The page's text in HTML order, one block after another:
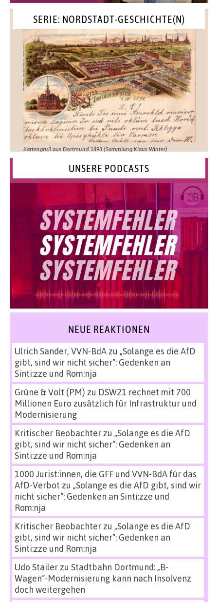
SERIE: NORDSTADT-GESCHICHTE(N)
Kartengruß aus Dortmund 1898 (Sammlung Klaus Winter)
UNSERE PODCASTS
NEUE REAKTIONEN
Ulrich Sander, VVN-BdAzu „Solange es die AfD
gibt, sind wir nicht sicher“: Gedenken an
Sinti:zze und Rom:nja
Grüne & Volt (PM) zu DSW21 rechnet mit 700
Millionen Euro zusätzlich für Infrastruktur und
Modernisierung
Kritischer Beobachterzu „Solange es die AfD
gibt, sind wir nicht sicher“: Gedenken an
Sinti:zze und Rom:nja
1000 Jurist:innen, die GFF und VVN-BdA für das
AfD-Verbot zu „Solange es die AfD gibt, sind wir
nicht sicher“: Gedenken an Sinti:zze und
Rom:nja
Kritischer Beobachterzu „Solange es die AfD
gibt, sind wir nicht sicher“: Gedenken an
Sinti:zze und Rom:nja
Udo Stailerzu Stadtbahn Dortmund: „B-
Wagen“-Modernisierung kann nach Insolvenz
doch weitergehen